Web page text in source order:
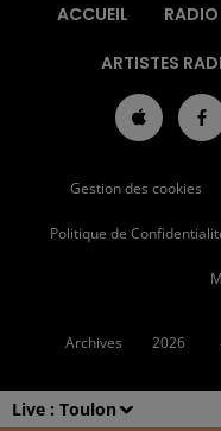
Live : Toulon
ACCUEIL RADIO
ARTISTES
Gestion des cookies
Politique de
Archives 2026